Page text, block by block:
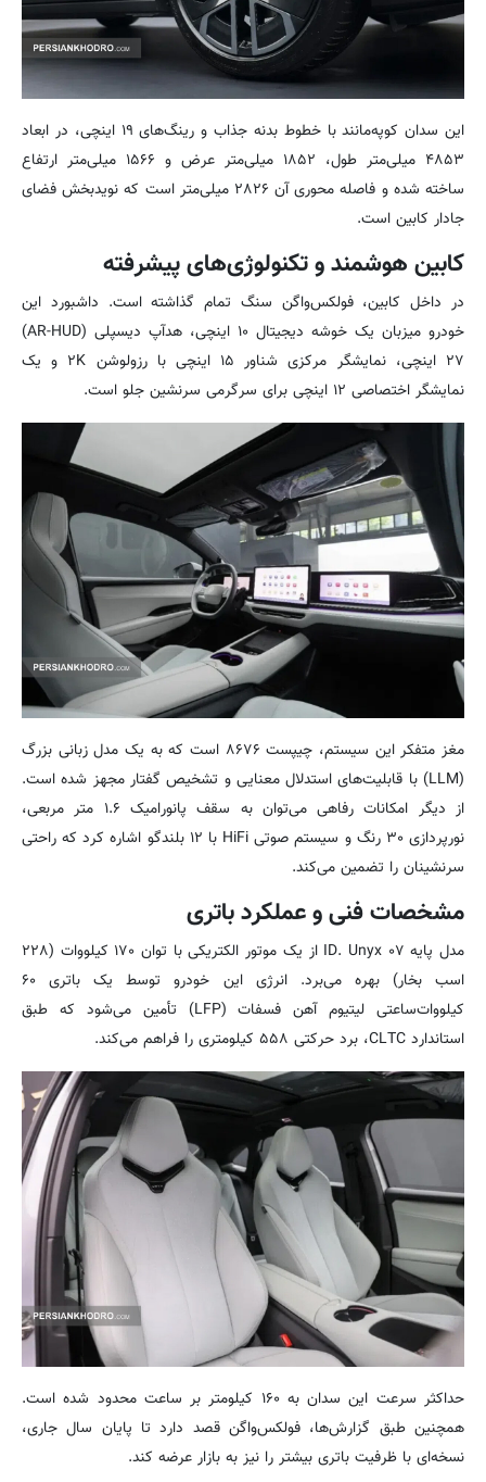
این سدان کوپه‌مانند با خطوط بدنه جذاب و رینگ‌های ۱۹ اینچی، در ابعاد
۴۸۵۳ میلی‌متر طول، ۱۸۵۲ میلی‌متر عرض و ۱۵۶۶ میلی‌متر ارتفاع
ساخته شده و فاصله محوری آن ۲۸۲۶ میلی‌متر است که نویدبخش فضای
جادار کابین است.
کابین هوشمند و تکنولوژی‌های پیشرفته
در داخل کابین، فولکس‌واگن سنگ تمام گذاشته است. داشبورد این
خودرو میزبان یک خوشه دیجیتال ۱۰ اینچی، هدآپ دیسپلی (AR-HUD)
۲۷ اینچی، نمایشگر مرکزی شناور ۱۵ اینچی با رزولوشن ۲K و یک
نمایشگر اختصاصی ۱۲ اینچی برای سرگرمی سرنشین جلو است.
مغز متفکر این سیستم، چیپست ۸۶۷۶ است که به یک مدل زبانی بزرگ
(LLM) با قابلیت‌های استدلال معنایی و تشخیص گفتار مجهز شده است.
از دیگر امکانات رفاهی می‌توان به سقف پانورامیک ۱.۶ متر مربعی،
نورپردازی ۳۰ رنگ و سیستم صوتی HiFi با ۱۲ بلندگو اشاره کرد که راحتی
سرنشینان را تضمین می‌کند.
مشخصات فنی و عملکرد باتری
مدل پایه ID. Unyx ۰۷ از یک موتور الکتریکی با توان ۱۷۰ کیلووات (۲۲۸
اسب بخار) بهره می‌برد. انرژی این خودرو توسط یک باتری ۶۰
کیلووات‌ساعتی لیتیوم آهن فسفات (LFP) تأمین می‌شود که طبق
استاندارد CLTC، برد حرکتی ۵۵۸ کیلومتری را فراهم می‌کند.
حداکثر سرعت این سدان به ۱۶۰ کیلومتر بر ساعت محدود شده است.
همچنین طبق گزارش‌ها، فولکس‌واگن قصد دارد تا پایان سال جاری،
نسخه‌ای با ظرفیت باتری بیشتر را نیز به بازار عرضه کند.